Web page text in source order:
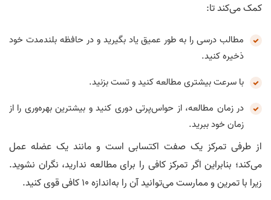
کمک می‌کند تا:
مطالب درسی را به طور عمیق یاد بگیرید و در حافظه‌ بلندمدت خود
ذخیره کنید.
با سرعت بیشتری مطالعه کنید و تست بزنید.
در زمان مطالعه، از حواس‌پرتی دوری کنید و بیشترین بهره‌وری را از
زمان خود ببرید.
از طرفی تمرکز یک صفت اکتسابی است و مانند یک عضله عمل
می‌کند؛ بنابراین اگر تمرکز کافی را برای مطالعه ندارید، نگران نشوید.
زیرا با تمرین و ممارست می‌توانید آن را به‌اندازه 10 کافی قوی کنید.